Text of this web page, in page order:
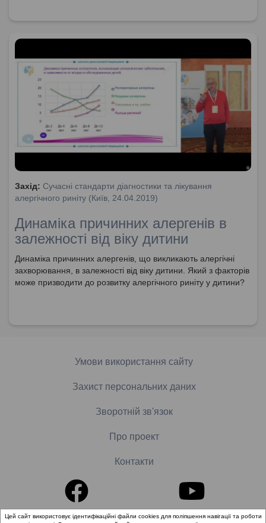
Захід: Сучасні стандарти діагностики та лікування
алергічного риніту (Київ, 24.04.2019)
Динаміка причинних алергенів в
залежності від віку дитини
Динаміка причинних алергенів, що викликають алергічні
захворювання, в залежності від віку дитини. Який з факторів
може призводити до розвитку алергічного риніту у дитини?
Умови використання сайту
Захист персональних даних
Зворотній зв'язок
Про проект
Контакти
Цей сайт використовує ідентифікаційні файли cookies для поліпшення навігації та роботи